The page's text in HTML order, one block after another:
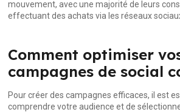
mouvement, avec une majorité de leurs
effectuant des achats via les réseaux
Comment optimiser
campagnes de social
Pour créer des campagnes efficaces, il est
comprendre votre audience et de